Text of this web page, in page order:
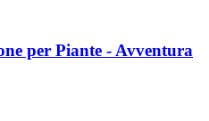
per Piante -​ Avventura